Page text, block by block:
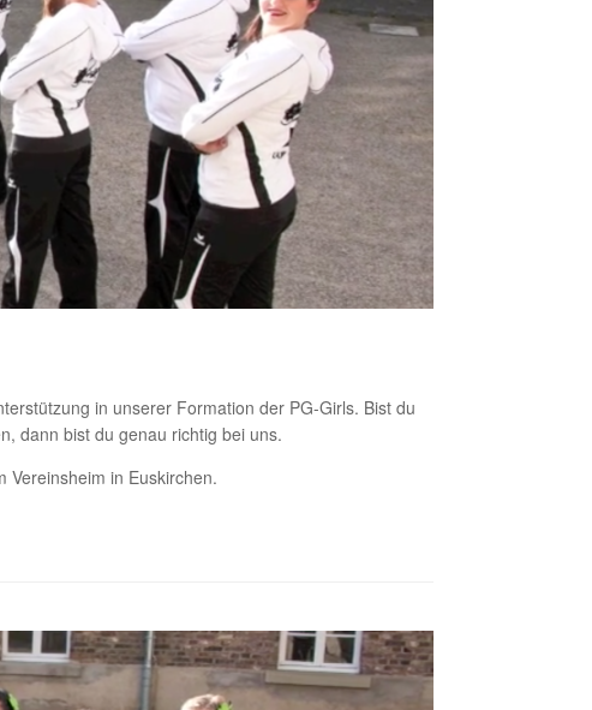
in unserer Formation der PG-Girls. Bist du
dann bist du genau richtig bei uns.
Vereinsheim in Euskirchen.